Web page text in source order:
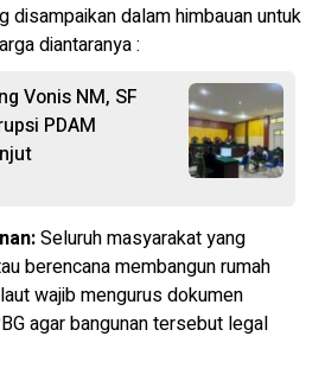
disampaikan dalam himbauan untuk
diantaranya :
Vonis NM, SF
PDAM
Seluruh masyarakat yang
berencana membangun rumah
wajib mengurus dokumen
agar bangunan tersebut legal